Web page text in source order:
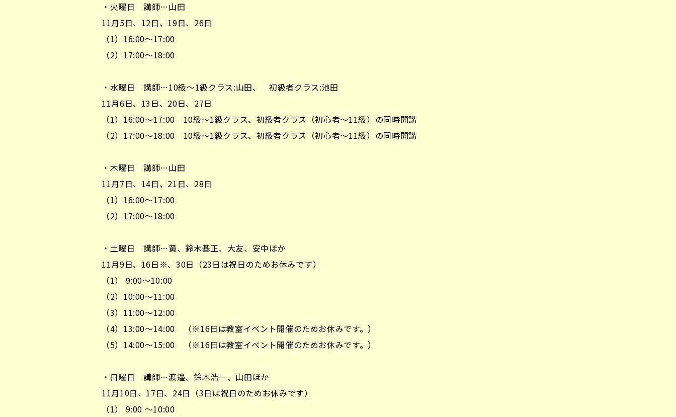
・火曜日 講師…山田
11月5日、12日、19日、26日
（1）16:00～17:00
（2）17:00～18:00
・水曜日 講師…10級～1級クラス:山田、 初級者クラス:池田
11月6日、13日、20日、27日
（1）16:00～17:00 10級～1級クラス、初級者クラス（初心者～11級）の同時開講
（2）17:00～18:00 10級～1級クラス、初級者クラス（初心者～11級）の同時開講
・木曜日 講師…山田
11月7日、14日、21日、28日
（1）16:00～17:00
（2）17:00～18:00
・土曜日 講師…黄、鈴木基正、大友、安中ほか
11月9日、16日※、30日（23日は祝日のためお休みです）
（1） 9:00～10:00
（2）10:00～11:00
（3）11:00～12:00
（4）13:00～14:00 （※16日は教室イベント開催のためお休みです。）
（5）14:00～15:00 （※16日は教室イベント開催のためお休みです。）
・日曜日 講師…渡邉、鈴木浩一、山田ほか
11月10日、17日、24日（3日は祝日のためお休みです）
（1） 9:00 ～10:00